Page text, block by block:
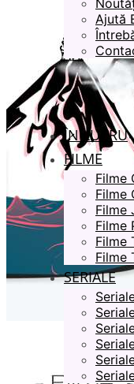
Ajută
ÎN LUCRU
FILME
Filme
Filme
Filme
Filme
Filme
Filme
SERIALE